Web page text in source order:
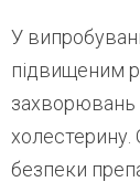
У
підвищеним
безпеки